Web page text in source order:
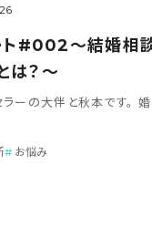
ト#002～結婚相
は？～
ラーの大伴と秋本です。 婚
お悩み